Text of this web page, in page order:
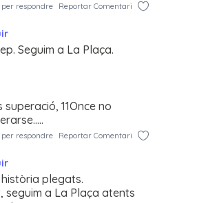
per respondre Reportar Comentari
Seguim a La Plaça.
superació, 11Once no
per respondre Reportar Comentari
plegats.
seguim a La Plaça atents